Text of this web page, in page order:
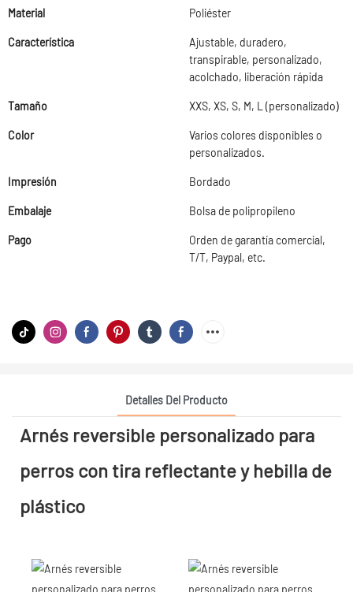
Material Poliéster
Característica
Ajustable, duradero,
transpirable, personalizado,
acolchado, liberación rápida
Tamaño XXS, XS, S, M, L (personalizado)
Color
Varios colores disponibles o
personalizados.
Impresión Bordado
Embalaje Bolsa de polipropileno
Pago
Orden de garantía comercial,
T/T, Paypal, etc.
Detalles Del Producto
Arnés reversible personalizado para
perros con tira reflectante y hebilla de
plástico